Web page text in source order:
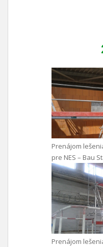
Prenájom
pre NES – Bau
Prenájom